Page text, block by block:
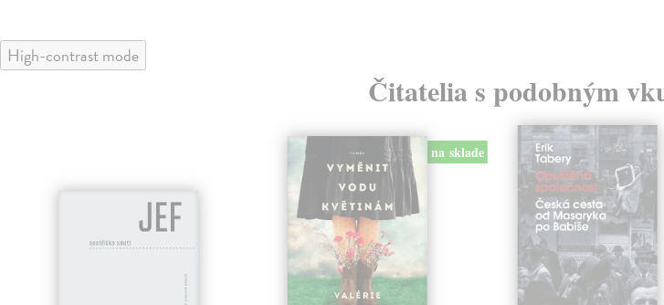
High-contrast mode
Čitatelia s podobným
na sklade